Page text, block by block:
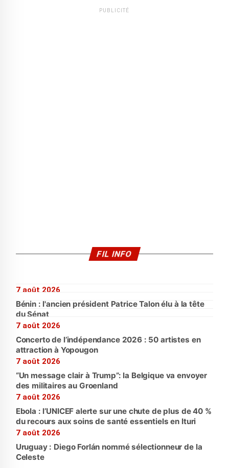
PUBLICITÉ
FIL INFO
7 août 2026
Bénin : l'ancien président Patrice Talon élu à la tête
du Sénat
7 août 2026
Concerto de l’indépendance 2026 : 50 artistes en
attraction à Yopougon
7 août 2026
“Un message clair à Trump”: la Belgique va envoyer
des militaires au Groenland
7 août 2026
Ebola : l’UNICEF alerte sur une chute de plus de 40 %
du recours aux soins de santé essentiels en Ituri
7 août 2026
Uruguay : Diego Forlán nommé sélectionneur de la
Celeste